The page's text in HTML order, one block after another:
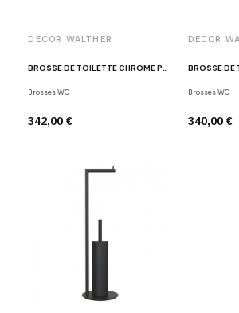
DECOR WALTHER
BROSSE DE TOILETTE CHROME POLI CLUB SBG
Brosses WC
342,00 €
DECOR
Brosses WC
340,00 €